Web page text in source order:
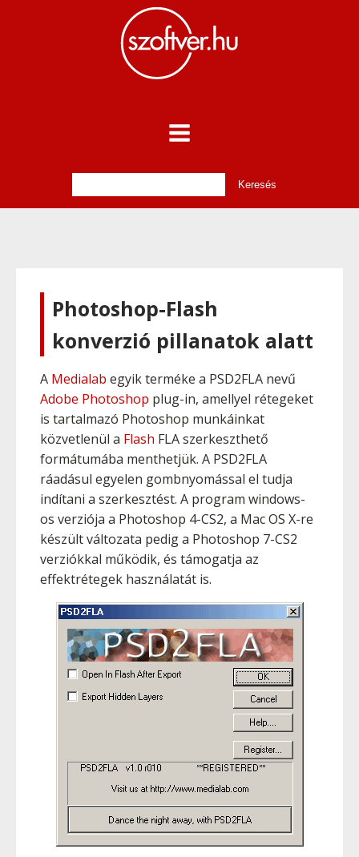
Photoshop-Flash
konverzió pillanatok alatt
A Medialab egyik terméke a PSD2FLA nevű
Adobe Photoshop plug-in, amellyel rétegeket
is tartalmazó Photoshop munkáinkat
közvetlenül a Flash FLA szerkeszthető
formátumába menthetjük. A PSD2FLA
ráadásul egyelen gombnyomással el tudja
indítani a szerkesztést. A program windows-
os verziója a Photoshop 4-CS2, a Mac OS X-re
készült változata pedig a Photoshop 7-CS2
verziókkal működik, és támogatja az
effektrétegek használatát is.